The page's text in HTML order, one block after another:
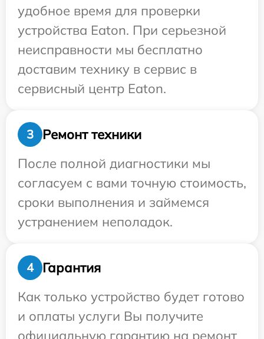
удобное время для проверки
устройства Eaton. При серьезной
неисправности мы бесплатно
доставим технику в сервис в
сервисный центр Eaton.
3
Ремонт техники
После полной диагностики мы
согласуем с вами точную стоимость,
сроки выполнения и займемся
устранением неполадок.
4
Гарантия
Как только устройство будет готово
и оплаты услуги Вы получите
официальную гарантию на ремонт